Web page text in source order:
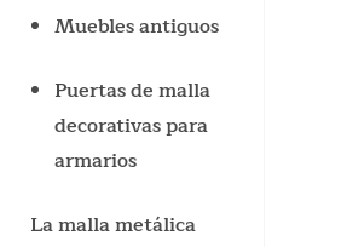
Muebles antiguos
Puertas de malla
decorativas para
armarios
La malla metálica